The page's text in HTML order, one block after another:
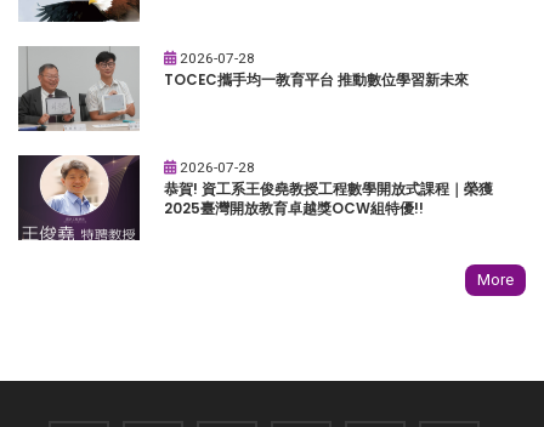
2026-07-28
TOCEC攜手均一教育平台 推動數位學習新未來
2026-07-28
恭賀! 資工系王俊堯教授工程數學開放式課程｜榮獲
2025臺灣開放教育卓越獎OCW組特優!!
More